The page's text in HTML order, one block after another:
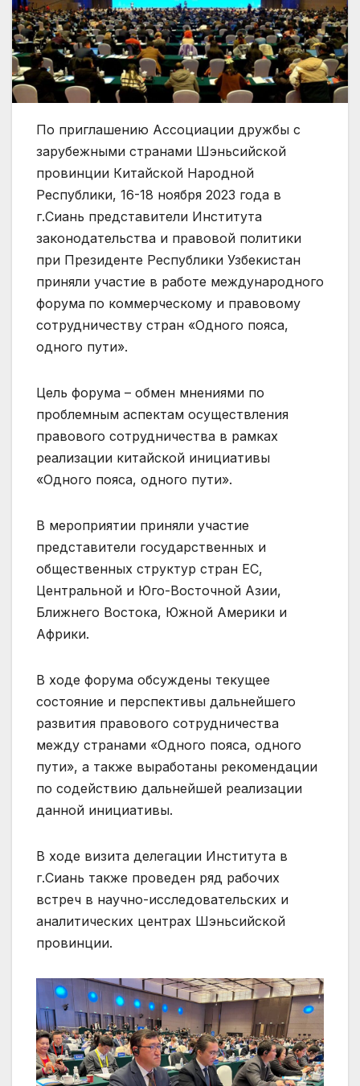
По приглашению Ассоциации дружбы с
зарубежными странами Шэньсийской
провинции Китайской Народной
Республики, 16-18 ноября 2023 года в
г.Сиань представители Института
законодательства и правовой политики
при Президенте Республики Узбекистан
приняли участие в работе международного
форума по коммерческому и правовому
сотрудничеству стран «Одного пояса,
одного пути».
Цель форума – обмен мнениями по
проблемным аспектам осуществления
правового сотрудничества в рамках
реализации китайской инициативы
«Одного пояса, одного пути».
В мероприятии приняли участие
представители государственных и
общественных структур стран ЕС,
Центральной и Юго-Восточной Азии,
Ближнего Востока, Южной Америки и
Африки.
В ходе форума обсуждены текущее
состояние и перспективы дальнейшего
развития правового сотрудничества
между странами «Одного пояса, одного
пути», а также выработаны рекомендации
по содействию дальнейшей реализации
данной инициативы.
В ходе визита делегации Института в
г.Сиань также проведен ряд рабочих
встреч в научно-исследовательских и
аналитических центрах Шэньсийской
провинции.